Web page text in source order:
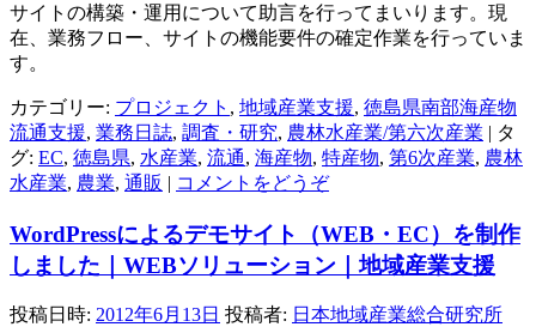
サイトの構築・運用について助言を行ってまいります。現
在、業務フロー、サイトの機能要件の確定作業を行っていま
す。
カテゴリー: プロジェクト , 地域産業支援, 徳島県南部海産物
流通支援, 業務日誌, 調査・研究, 農林水産業/第六次産業 | タ
グ: EC, 徳島県, 水産業, 流通, 海産物, 特産物, 第6次産業, 農林
水産業, 農業, 通販 | コメントをどうぞ
WordPressによるデモサイト（WEB・EC）を制作
しました｜WEBソリューション｜地域産業支援
投稿日時: 2012年6月13日 投稿者: 日本地域産業総合研究所